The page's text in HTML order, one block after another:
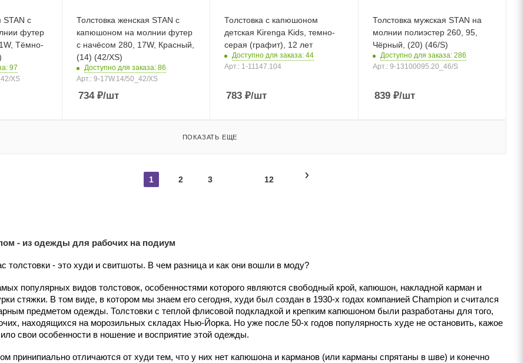
STAN с
футер
Тёмно-
97
XS
Толстовка женская STAN с
капюшоном на молнии футер
с начёсом 280, 17W, Красный,
(14) (42/XS)
Доступно для заказа: 86
Арт.: 9-17W.14/50_42/XS
734₽/шт
Толстовка с капюшоном
детская Kirenga Kids, темно-
серая (графит), 12 лет
Доступно для заказа: 44
Арт.: 1-11147.104
783 ₽/шт
Толстовка мужская STAN на
молнии полиэстер 260, 95,
Чёрный, (20) (46/S)
Доступно для заказа: 286
Арт.: 9-13100095.20_46/S
839₽/шт
ПОКАЗАТЬ ЕЩЕ
1 2 3 12
- из одежды для рабочих на подиум
толстовки - это худи и свитшоты. В чем разница и как они вошли в моду?
популярных видов толстовок, особенностями которого являются свободный крой, капюшон, накладной карман и
стяжки. В том виде, в котором мы знаем его сегодня, худи был создан в 1930-х годах компанией Champion и считался
предметом одежды. Толстовки с теплой флисовой подкладкой и крепким капюшоном были разработаны для того,
находящихся на морозильных складах Нью-Йорка. Но уже после 50-х годов популярность худе не остановить, кажое
свои особенности в ношение и восприятие этой одежды.
принипиально отличаются от худи тем, что у них нет капюшона и карманов (или карманы спрятаны в шве) и конечно